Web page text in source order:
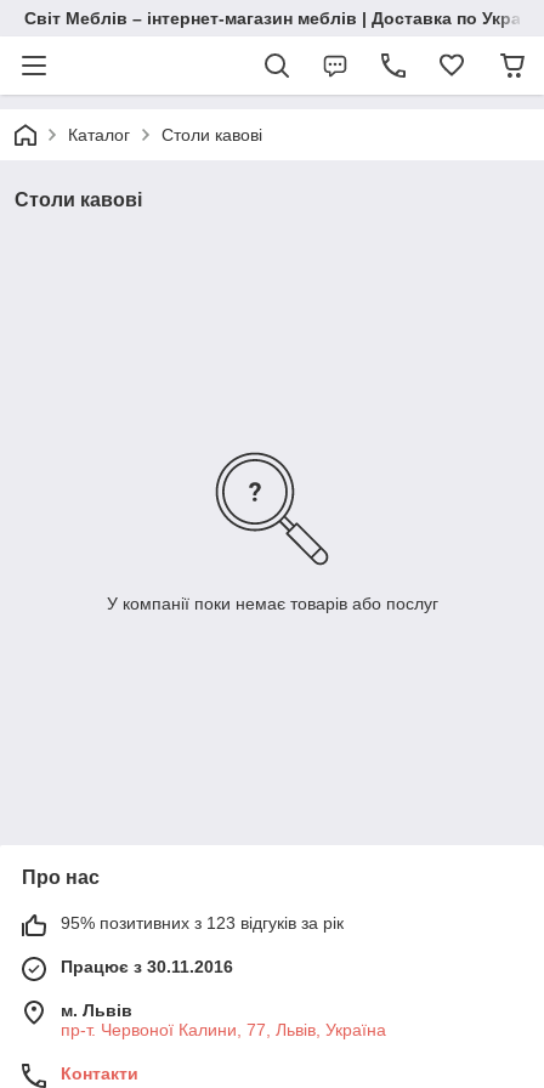
Світ Меблів – інтернет-магазин меблів | Доставка по
Каталог Столи кавові
Столи кавові
У компанії поки немає товарів або послуг
Про нас
95% позитивних з 123 відгуків за рік
Працює з 30.11.2016
м. Львів
пр-т. Червоної Калини, 77, Львів, Україна
Контакти